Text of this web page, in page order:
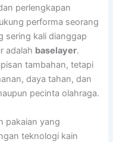
perlengkapan
performa seorang
sering kali dianggap
adalah baselayer.
tambahan, tetapi
daya tahan, dan
pecinta olahraga.
pakaian yang
teknologi kain